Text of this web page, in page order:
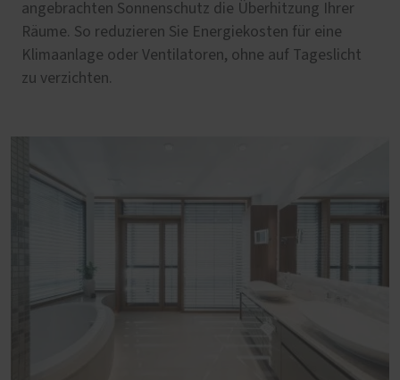
angebrachten Sonnenschutz die Überhitzung Ihrer
Räume. So reduzieren Sie Energiekosten für eine
Klimaanlage oder Ventilatoren, ohne auf Tageslicht
zu verzichten.